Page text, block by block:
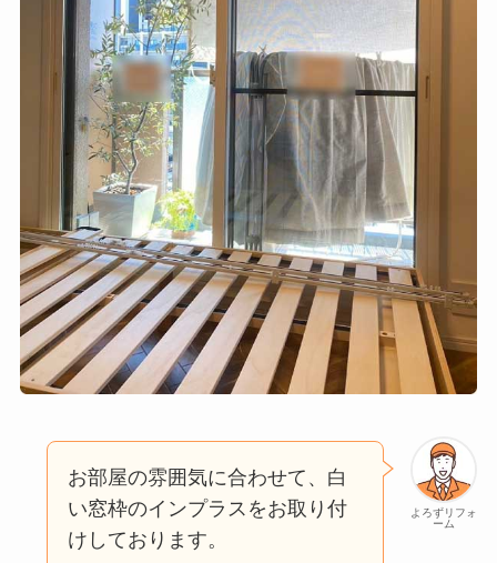
よろずリフォ
ーム
お部屋の雰囲気に合わせて、白
い窓枠のインプラスをお取り付
けしております。